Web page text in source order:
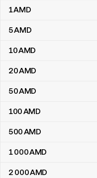
Armėnijos dramai į
1AMD
5AMD
10AMD
20AMD
50AMD
100AMD
500AMD
1 000AMD
2 000AMD